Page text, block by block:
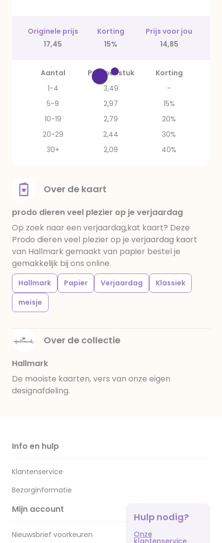
Originele prijs Korting
Prijs voor jou
17,45
15% 14,85
Aantal Prijs per stuk
Korting
1-4
3,49
-
5-9
2,97
15%
10-19
2,79
20%
20-29
2,44
30%
30+
2,09 40%
Over de kaart
prodo dieren veel plezier op je verjaardag
Op zoek naar een verjaardag,kat kaart? Deze
Prodo dieren veel plezier op je verjaardag kaart
van Hallmark gemaakt van papier bestel je
gemakkelijk bij ons online.
Hallmark Papier Verjaardag
Klassiek
meisje
Over de collectie
Hallmark
De mooiste kaarten, vers van onze eigen
designafdeling.
Info en hulp
Klantenservice
Bezorginformatie
Mijn account
Nieuwsbrief voorkeuren
Hulp nodig?
Onze
klantenservice